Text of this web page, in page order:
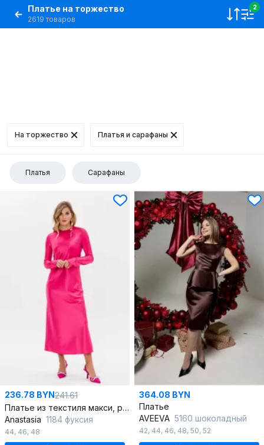
Платье на торжество
2619 товаров
2
На торжество Платья и сарафаны
Платья Сарафаны
236.78 BYN241.61
Платье из текстиля макси, рюшами и расклешением, полусвободный крой
Anastasia 1184 фуксия
44, 46, 48
364.08 BYN
Платье
AVEEVA 5160 шоколадный
42, 44, 46, 48, 50, 52